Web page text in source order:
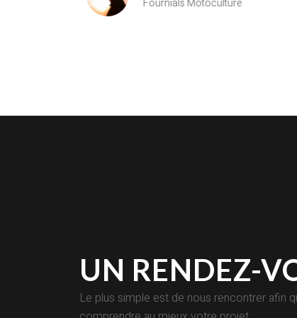
Fournials Motoculture
UN RENDEZ-
Le plus simple est de nous rencontrer afin